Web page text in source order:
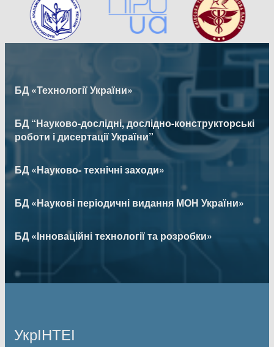
БД «Технології України»
БД “Науково-дослідні, дослідно-конструкторські
роботи і дисертації України”
БД «Науково- технічні заходи»
БД «Наукові періодичні видання МОН України»
БД «Інноваційні технології та розробки»
УкрІНТЕІ